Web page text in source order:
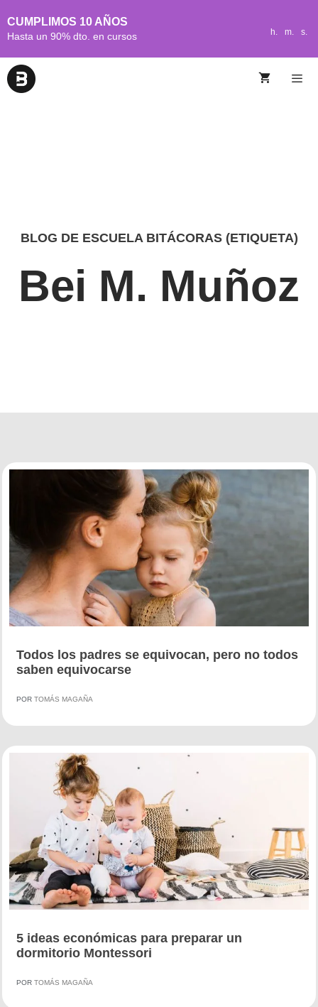
CUMPLIMOS 10 AÑOS
Hasta un 90% dto. en cursos h. m. s.
BLOG DE ESCUELA BITÁCORAS (ETIQUETA)
Bei M. Muñoz
Todos los padres se equivocan, pero no todos
saben equivocarse
POR TOMÁS MAGAÑA
5 ideas económicas para preparar un
dormitorio Montessori
POR TOMÁS MAGAÑA